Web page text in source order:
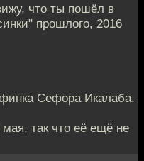
что ты пошёл в
прошлого, 2016
Сефора Икалаба.
так что её ещё не